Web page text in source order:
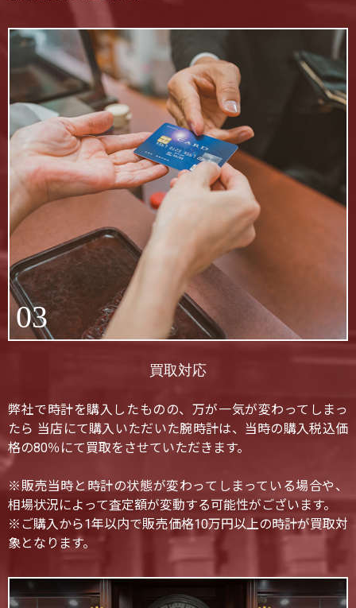
03
買取対応
弊社で時計を購入したものの、万が一気が変わってしまっ
たら 当店にて購入いただいた腕時計は、当時の購入税込価
格の80％にて買取をさせていただきます。
※販売当時と時計の状態が変わってしまっている場合や、
相場状況によって査定額が変動する可能性がございます。
※ご購入から1年以内で販売価格10万円以上の時計が買取対
象となります。